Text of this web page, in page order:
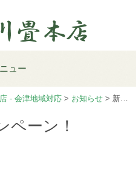
ュー
- 会津地域対応 > お知らせ > 新生活応援キャンペーン！
ペーン！